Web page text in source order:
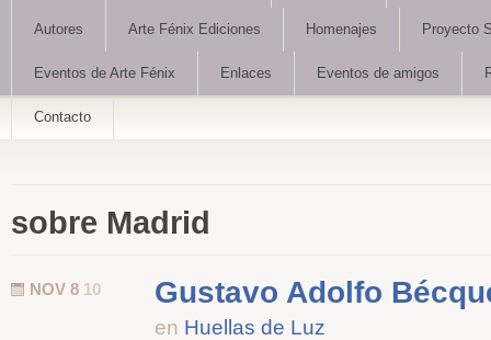
Autores Arte Fénix Ediciones Homenajes Proyecto
Eventos de Arte Fénix Enlaces Eventos de amigos
Contacto
sobre Madrid
NOV 8 10 Gustavo Adolfo
en Huellas de Luz